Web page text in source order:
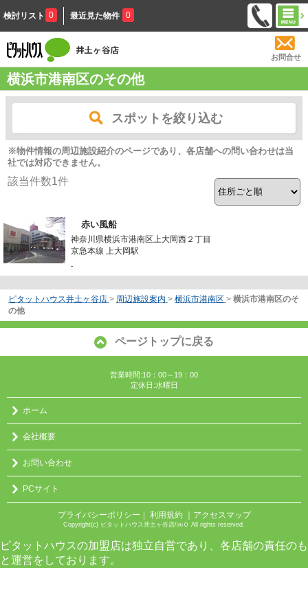
検討リスト 0 最近見た物件 0
お問合せ
横浜市港南区のその他
スポットを絞り込む
※物件情報の周辺施設紹介のページであり、各店舗への問い合わせは当
社では対応できません。
該当件数1件
赤い風船
神奈川県横浜市港南区上大岡西２丁目
京急本線 上大岡駅
-
ピタットハウス井土ヶ谷店 > 周辺施設案内 > 横浜市港南区 > 横浜市港南区のそ
の他
ページトップに戻る
営業時間:10：00～19：00
定休日:水曜日
ホーム
会社概要
お問い合わせ
PCサイト
プライバシーポリシー ｜ 利用規約 ｜アクセスマップ
Copyright(c) ピタットハウス井土ヶ谷店/㈱０ All rights reserved.
ピタットハウスの加盟店は独立自営であり、各店舗の責任のも
と運営をしております。